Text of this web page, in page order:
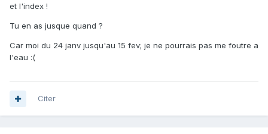
et l'index !
Tu en as jusque quand ?
Car moi du 24 janv jusqu'au 15 fev; je ne pourrais pas me foutre a
l'eau :(
Citer